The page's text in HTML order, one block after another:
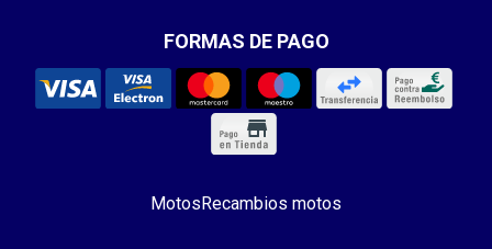
FORMAS DE PAGO
MotosRecambios motos